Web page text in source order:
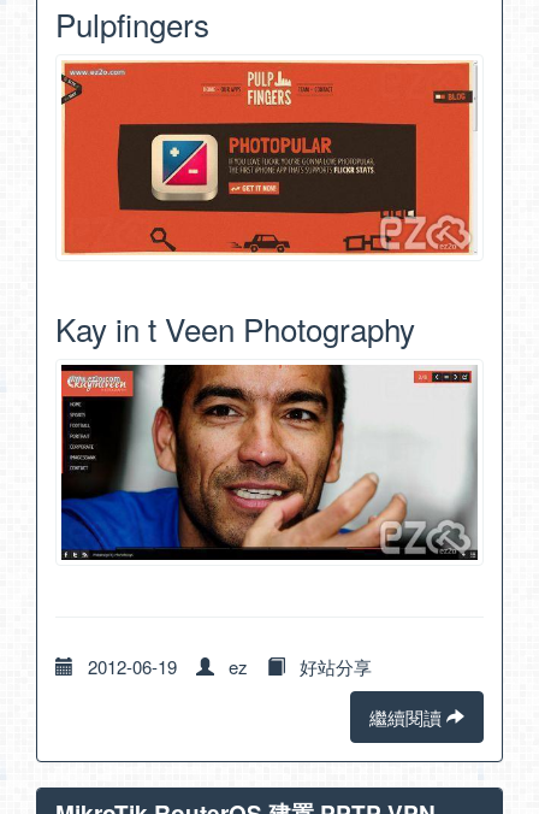
Pulpfingers
Kay in t Veen Photography
2012-06-19 ez
好站分享
繼續閱讀